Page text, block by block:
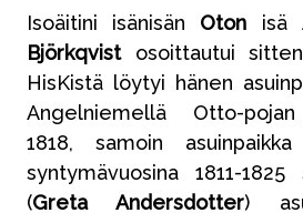
Isoäitini isänisän Oton isä
Björkqvistosoittautui sitten
HisKistä löytyi hänen
Angelniemellä Otto-
1818, samoin
syntymävuosina 1811-
(Greta Andersdotter)